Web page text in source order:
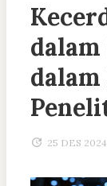
dalam
25 DES 2024